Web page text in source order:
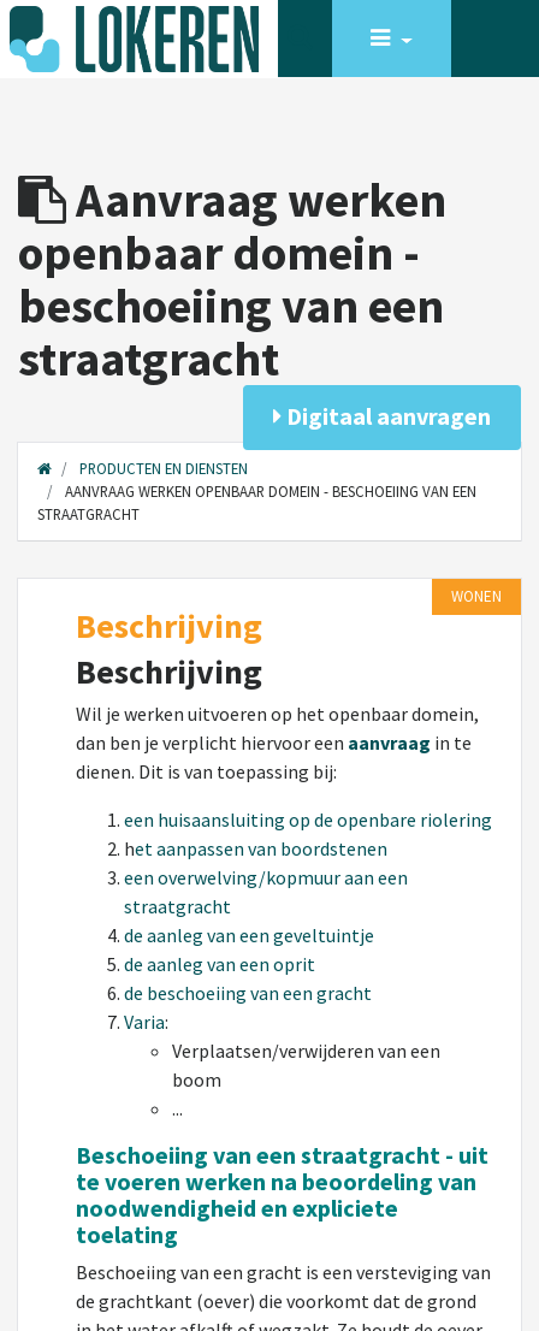
Aanvraag werken
openbaar domein -
beschoeiing van een
straatgracht
Digitaal aanvragen
PRODUCTEN EN DIENSTEN
AANVRAAG WERKEN OPENBAAR DOMEIN - BESCHOEIING VAN EEN
STRAATGRACHT
WONEN
Beschrijving
Beschrijving
Wil je werken uitvoeren op het openbaar domein,
dan ben je verplicht hiervoor een aanvraag in te
dienen. Dit is van toepassing bij:
een huisaansluiting op de openbare riolering
het aanpassen van boordstenen
een overwelving/kopmuur aan een
straatgracht
de aanleg van een geveltuintje
de aanleg van een oprit
de beschoeiing van een gracht
Varia:
Verplaatsen/verwijderen van een
boom
...
Beschoeiing van een straatgracht - uit
te voeren werken na beoordeling van
noodwendigheid en expliciete
toelating
Beschoeiing van een gracht is een versteviging van
de grachtkant (oever) die voorkomt dat de grond